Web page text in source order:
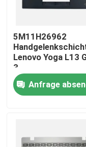
Produkte
Videos
Lenovo-LCD-
HP-LCD-
5M11H26962
Lenovo Yoga L13
3
Anfrage